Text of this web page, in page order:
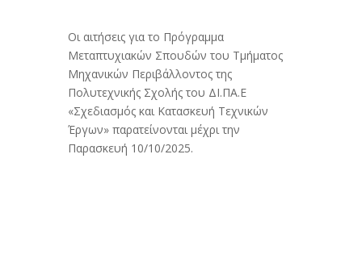
Οι αιτήσεις για το Πρόγραμμα
Μεταπτυχιακών Σπουδών του Τμήματος
Μηχανικών Περιβάλλοντος της
Πολυτεχνικής Σχολής του ΔΙ.ΠΑ.Ε
«Σχεδιασμός και Κατασκευή Τεχνικών
Έργων» παρατείνονται μέχρι την
Παρασκευή 10/10/2025.